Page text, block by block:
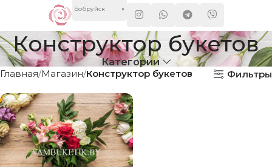
Бобруйск ▼
Конструктор букетов
Категории
Главная Магазин Конструктор букетов Фильтры